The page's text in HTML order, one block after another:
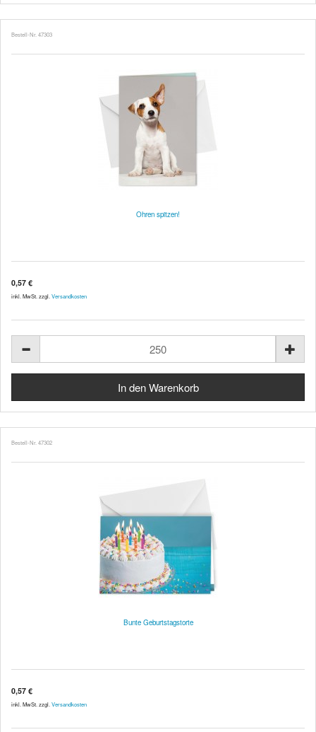
Bestell-Nr. 47303
Ohren spitzen!
0,57 €
inkl. MwSt. zzgl. Versandkosten
Bestell-Nr. 47302
Bunte Geburtstagstorte
0,57 €
inkl. MwSt. zzgl. Versandkosten